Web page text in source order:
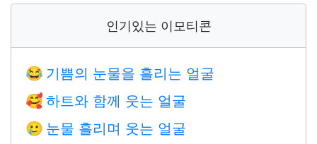
인기있는 이모티콘
😂 기쁨의 눈물을 흘리는 얼굴
🥰 하트와 함께 웃는 얼굴
🥲 눈물 흘리며 웃는 얼굴